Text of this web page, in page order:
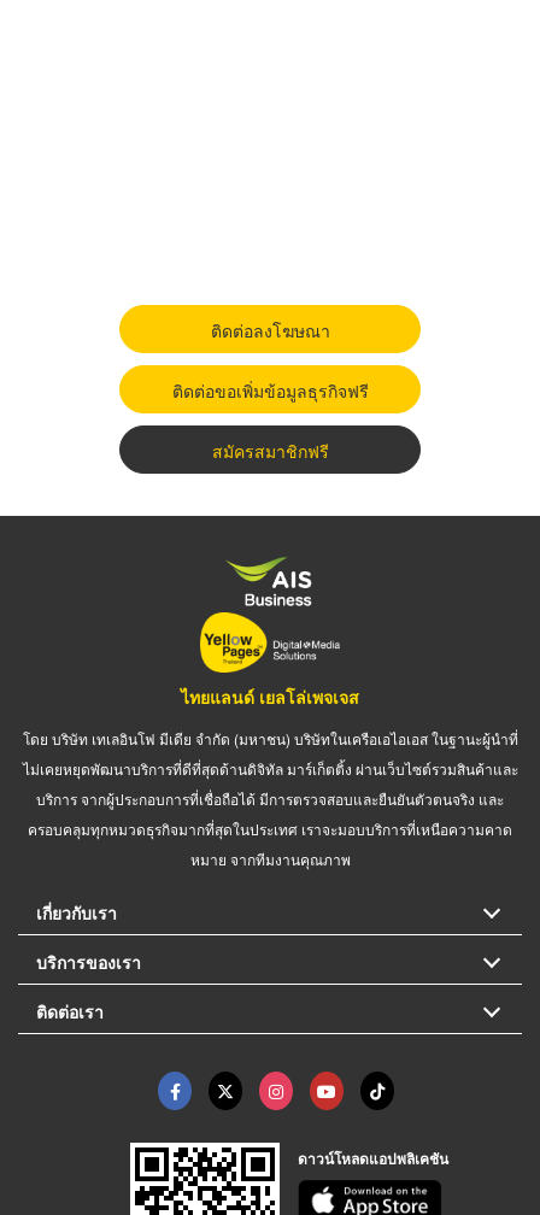
ติดต่อลงโฆษณา
ติดต่อขอเพิ่มข้อมูลธุรกิจฟรี
สมัครสมาชิกฟรี
ไทยแลนด์ เยลโล่เพจเจส
โดย บริษัท เทเลอินโฟ มีเดีย จำกัด (มหาชน) บริษัทในเครือเอไอเอส ในฐานะผู้นำที่
ไม่เคยหยุดพัฒนาบริการที่ดีที่สุดด้านดิจิทัล มาร์เก็ตติ้ง ผ่านเว็บไซต์รวมสินค้าและ
บริการ จากผู้ประกอบการที่เชื่อถือได้ มีการตรวจสอบและยืนยันตัวตนจริง และ
ครอบคลุมทุกหมวดธุรกิจมากที่สุดในประเทศ เราจะมอบบริการที่เหนือความคาด
หมาย จากทีมงานคุณภาพ
เกี่ยวกับเรา
บริการของเรา
ติดต่อเรา
ดาวน์โหลดแอปพลิเคชัน